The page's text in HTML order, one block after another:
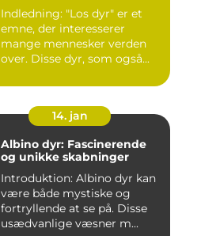
Indledning: "Los dyr" er et
emne, der interesserer
mange mennesker verden
over. Disse dyr, som også...
14. jan
Albino dyr: Fascinerende
og unikke skabninger
Introduktion: Albino dyr kan
være både mystiske og
fortryllende at se på. Disse
usædvanlige væsner m...